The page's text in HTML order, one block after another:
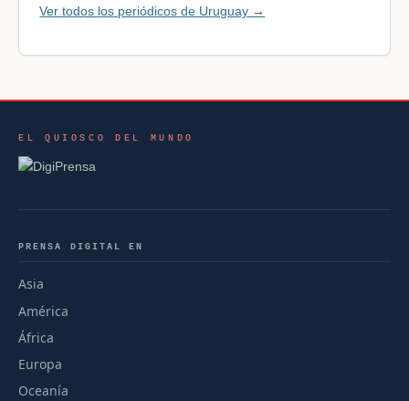
Ver todos los periódicos de Uruguay →
EL QUIOSCO DEL MUNDO
PRENSA DIGITAL EN
Asia
América
África
Europa
Oceanía